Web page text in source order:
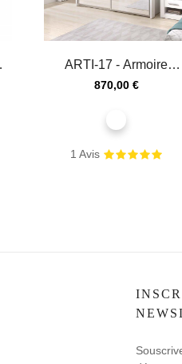
ARTI-17 - Armoire
coulissante 2 portes
Prix
870,00 €
1 Avis